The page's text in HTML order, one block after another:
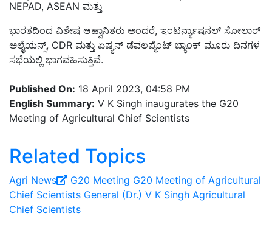
NEPAD, ASEAN ಮತ್ತು
ಭಾರತದಿಂದ ವಿಶೇಷ ಆಹ್ವಾನಿತರು ಅಂದರೆ, ಇಂಟರ್ನ್ಯಾಷನಲ್ ಸೋಲಾರ್
ಅಲೈಯನ್ಸ್, CDR ಮತ್ತು ಏಷ್ಯನ್ ಡೆವಲಪ್ಮೆಂಟ್ ಬ್ಯಾಂಕ್ ಮೂರು ದಿನಗಳ
ಸಭೆಯಲ್ಲಿ ಭಾಗವಹಿಸುತ್ತಿವೆ.
Published On: 18 April 2023, 04:58 PM
English Summary: V K Singh inaugurates the G20
Meeting of Agricultural Chief Scientists
Related Topics
Agri News G20 Meeting G20 Meeting of Agricultural
Chief Scientists General (Dr.) V K Singh Agricultural
Chief Scientists